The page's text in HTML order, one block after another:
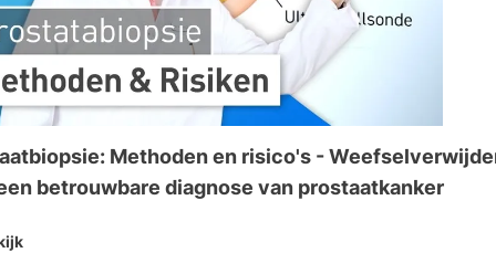
Methoden en risico's -
betrouwbare diagnose van prostaatkanker